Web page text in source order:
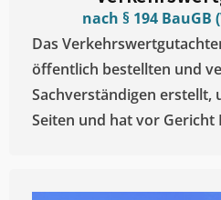
nach § 194
Das
öffentlich bestellten und
Sachverständigen erstellt,
Seiten und hat vor Gericht